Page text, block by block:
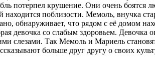
потерпел крушение. Они очень боятся
находится поблизости. Мемоль, внучка
обнаруживает, что рядом с её домом
девочка со слабым здоровьем. Девочка
слезами. Так Мемоль и Мариель
больше друг другу о своих